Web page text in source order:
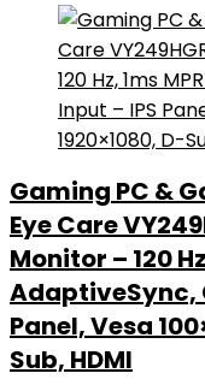
Gaming PC &
Eye Care
Monitor – 120
AdaptiveSync,
Panel, Vesa
Sub, HDMI